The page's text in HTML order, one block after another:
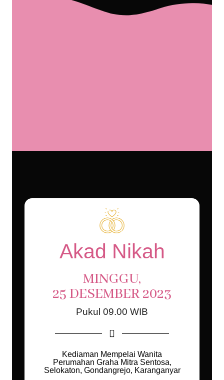
Akad Nikah
MINGGU,
25 DESEMBER 2023
Pukul 09.00 WIB
Kediaman Mempelai Wanita
Perumahan Graha Mitra Sentosa,
Selokaton, Gondangrejo, Karanganyar